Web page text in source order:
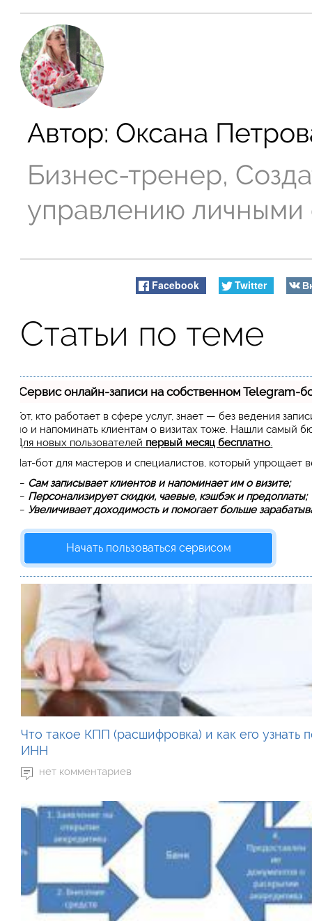
Автор: Оксана
Бизнес-тренер,
управлению
Facebook Twitter
Статьи по теме
Сервис онлайн-записи на собственном Telegram-
Тот, кто работает в сфере услуг, знает — без ведения
но и напоминать клиентам о визитах тоже. Нашли самый
Для новых пользователей первый месяц бесплатно.
Чат-бот для мастеров и специалистов, который упрощает
— Сам записывает клиентов и напоминает им о визите;
— Персонализирует скидки, чаевые, кэшбэк и предоплаты;
— Увеличивает доходимость и помогает больше
Начать пользоваться сервисом
Что такое КПП (расшифровка) и как его узнать
ИНН
нет комментариев